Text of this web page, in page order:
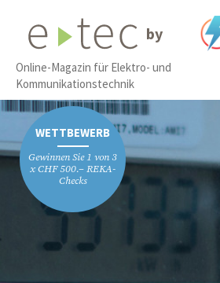
by
Online-Magazin für Elektro- und
Kommunikationstechnik
WETTBEWERB
Gewinnen Sie 1 von 3
x CHF 500.– REKA-
Checks